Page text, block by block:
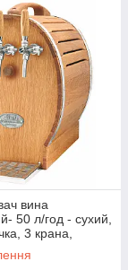
вина
50 л/год - сухий,
3 крана,
Lindr, Чехія